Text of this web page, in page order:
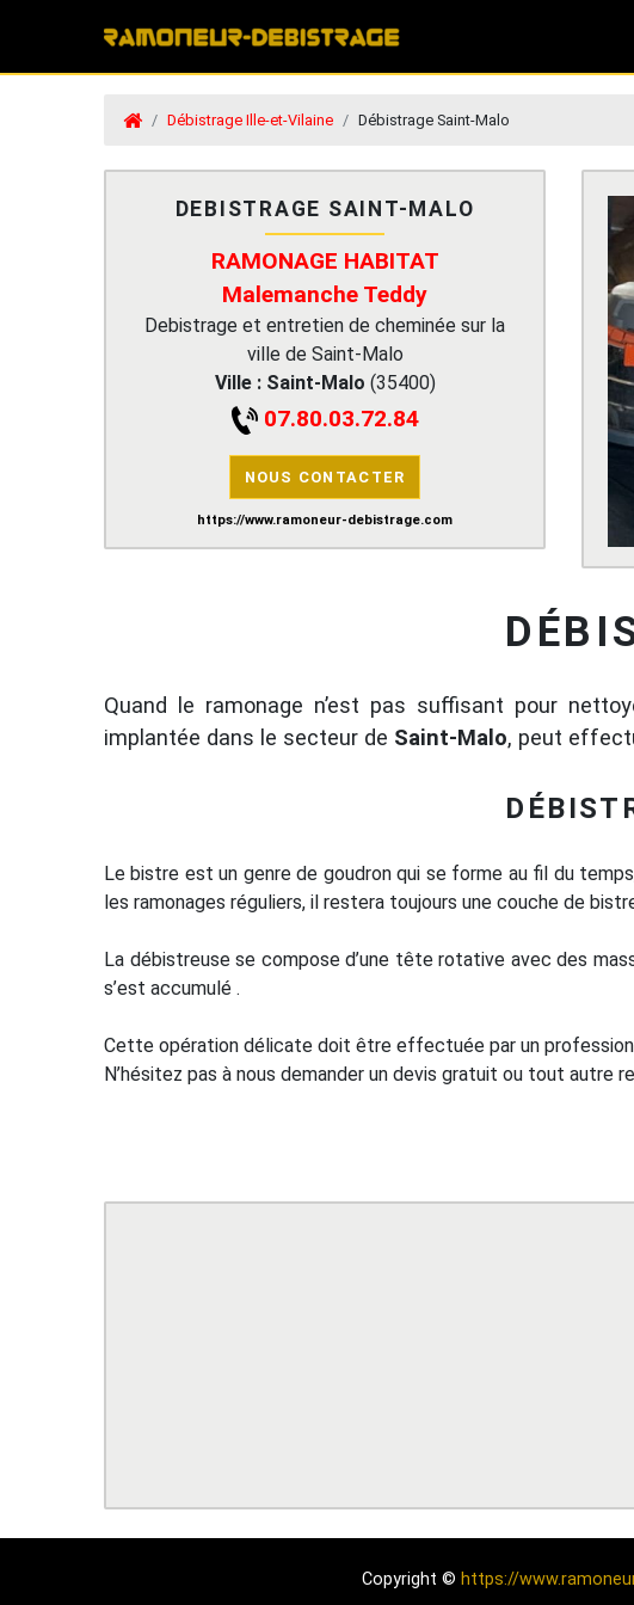
Débistrage Ille-et-Vilaine Débistrage Saint-Malo
DEBISTRAGE SAINT-MALO
RAMONAGE HABITAT
Malemanche Teddy
Debistrage et entretien de cheminée sur la
ville de Saint-Malo
Ville : Saint-Malo (35400)
07.80.03.72.84
NOUS CONTACTER
https://www.ramoneur-debistrage.com
Quand le ramonage n’est pas suffisant pour
implantée dans le secteur de Saint-Malo, peut
Le bistre est un genre de goudron qui se forme au fil du
les ramonages réguliers, il restera toujours une couche de
La débistreuse se compose d’une tête rotative avec des
s’est accumulé .
Cette opération délicate doit être effectuée par un
N’hésitez pas à nous demander un devis gratuit ou tout autre
Copyright © https://